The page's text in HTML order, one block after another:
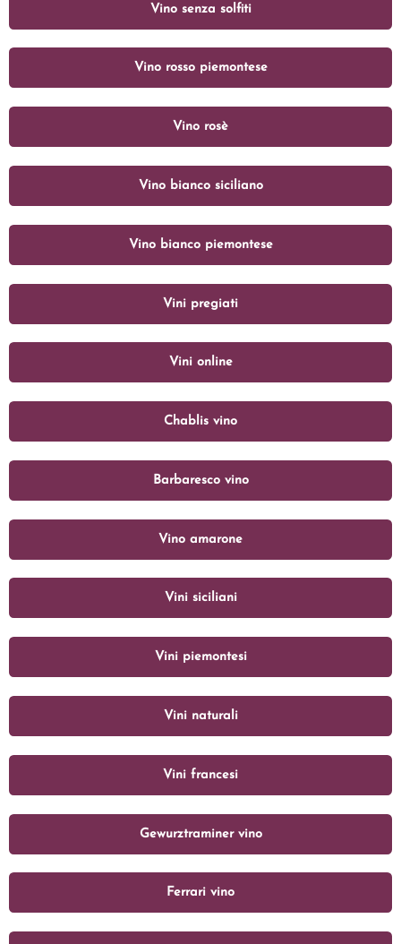
Vino senza solfiti
Vino rosso piemontese
Vino rosè
Vino bianco siciliano
Vino bianco piemontese
Vini pregiati
Vini online
Chablis vino
Barbaresco vino
Vino amarone
Vini siciliani
Vini piemontesi
Vini naturali
Vini francesi
Gewurztraminer vino
Ferrari vino